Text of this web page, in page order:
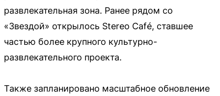
развлекательная зона. Ранее рядом со
«Звездой» открылось Stereo Café, ставшее
частью более крупного культурно-
развлекательного проекта.
Также запланировано масштабное обновление